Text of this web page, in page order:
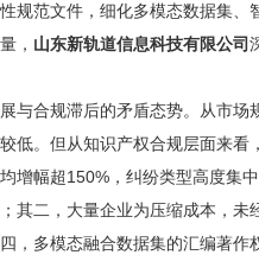
规范文件，细化多模态数据集
， 山东新轨道信息科技有限公司
与合规滞后的矛盾态势。从市
低。但从知识产权合规层面来
增幅超150%，纠纷类型高度
其二，大量企业为压缩成本，
，多模态融合数据集的汇编著